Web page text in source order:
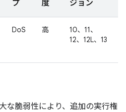
プ
度
ジョン
DoS 高
10、11、
12、12L、13
な脆弱性により、追加の実行権